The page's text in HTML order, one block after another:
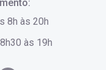
8h às 20h
às 19h